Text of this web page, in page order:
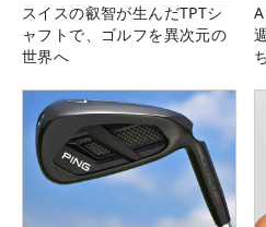
スイスの叡智が生んだTPTシ
ャフトで、ゴルフを異次元の
世界へ